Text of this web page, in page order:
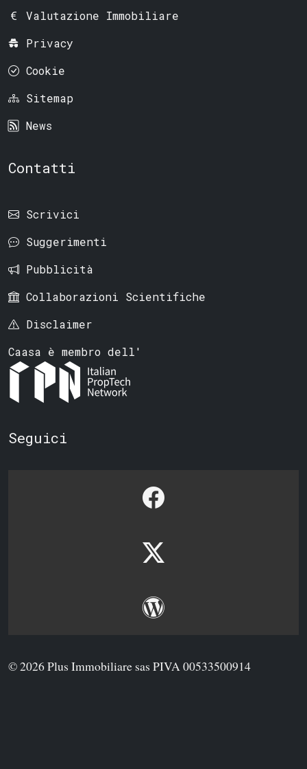
Valutazione Immobiliare
Privacy
Cookie
Sitemap
News
Contatti
Scrivici
Suggerimenti
Pubblicità
Collaborazioni Scientifiche
Disclaimer
Caasa è membro dell'
Seguici
© 2026 Plus Immobiliare sas PIVA 00533500914